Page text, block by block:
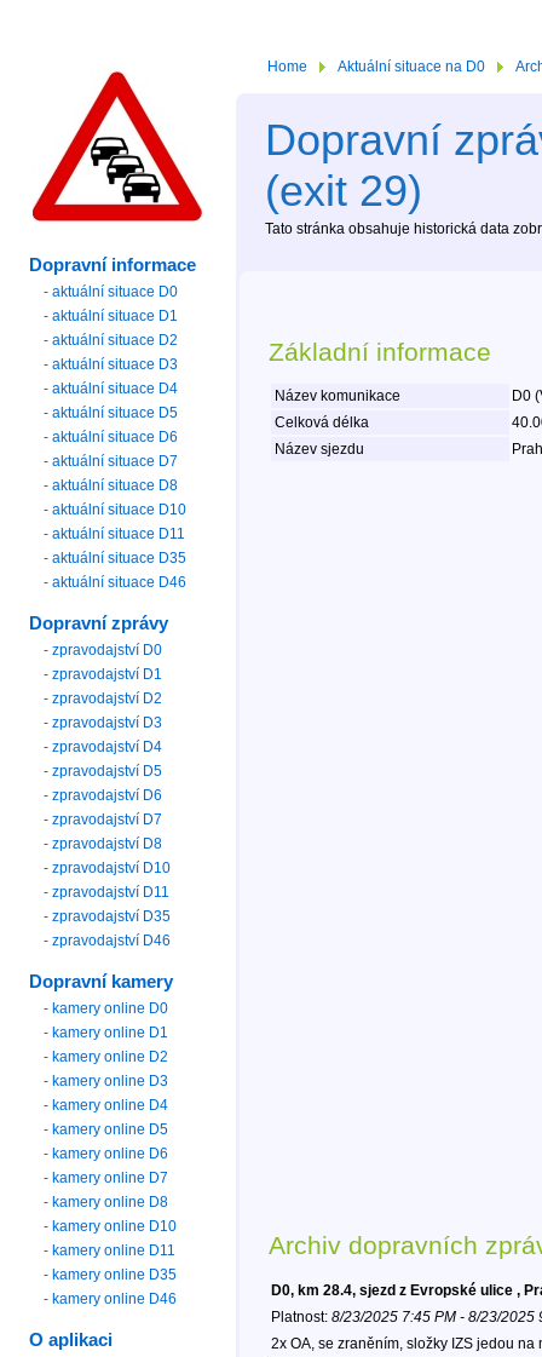
Home Aktuální situace na D0
Dopravní
(exit 29)
Tato stránka obsahuje historická data
Základní informace
Název komunikace
D0
Celková délka
Název sjezdu
Archiv dopravních
D0, km 28.4, sjezd z Evropské ulice ,
Platnost: 8/23/2025 7:45 PM - 8/23/2025
2x OA, se zraněním, složky IZS jedou na
Dopravní informace
- aktuální situace D0
- aktuální situace D1
- aktuální situace D2
- aktuální situace D3
- aktuální situace D4
- aktuální situace D5
- aktuální situace D6
- aktuální situace D7
- aktuální situace D8
- aktuální situace D10
- aktuální situace D11
- aktuální situace D35
- aktuální situace D46
Dopravní zprávy
- zpravodajství D0
- zpravodajství D1
- zpravodajství D2
- zpravodajství D3
- zpravodajství D4
- zpravodajství D5
- zpravodajství D6
- zpravodajství D7
- zpravodajství D8
- zpravodajství D10
- zpravodajství D11
- zpravodajství D35
- zpravodajství D46
Dopravní kamery
- kamery online D0
- kamery online D1
- kamery online D2
- kamery online D3
- kamery online D4
- kamery online D5
- kamery online D6
- kamery online D7
- kamery online D8
- kamery online D10
- kamery online D11
- kamery online D35
- kamery online D46
O aplikaci